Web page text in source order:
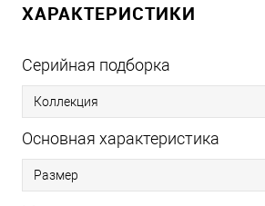
ХАРАКТЕРИСТИКИ
Серийная подборка
Коллекция
Основная характеристика
Размер